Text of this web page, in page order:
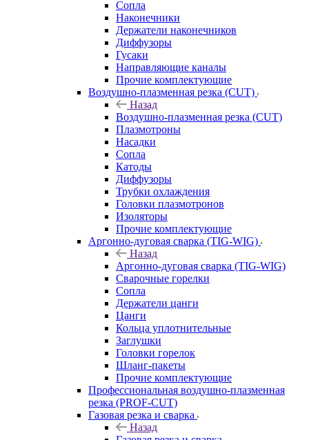
Сопла
Наконечники
Держатели наконечников
Диффузоры
Гусаки
Направляющие каналы
Прочие комплектующие
Воздушно-плазменная резка (CUT)
Назад
Воздушно-плазменная резка (CUT)
Плазмотроны
Насадки
Сопла
Катоды
Диффузоры
Трубки охлаждения
Головки плазмотронов
Изоляторы
Прочие комплектующие
Аргонно-дуговая сварка (TIG-WIG)
Назад
Аргонно-дуговая сварка (TIG-WIG)
Сварочные горелки
Сопла
Держатели цанги
Цанги
Кольца уплотнительные
Заглушки
Головки горелок
Шланг-пакеты
Прочие комплектующие
Профессиональная воздушно-плазменная
резка (PROF-CUT)
Газовая резка и сварка
Назад